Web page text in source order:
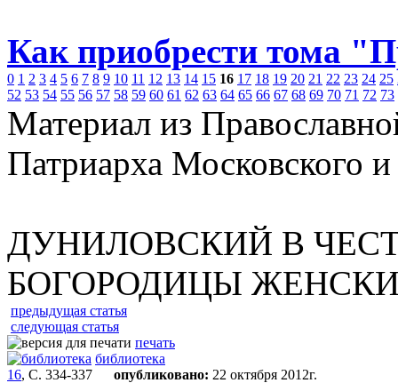
Как приобрести тома
0 1 2 3 4 5 6 7 8 9 10 11 12 13 14 15 16 17 18 19 20 21 22 23 24 25
52 53 54 55 56 57 58 59 60 61 62 63 64 65 66 67 68 69 70 71 72 73
Материал из
Патриарха Московского
ДУНИЛОВСКИЙ В
БОГОРОДИЦЫ
предыдущая статья
следующая статья
печать
библиотека
16, С. 334-337 опубликовано: 22 октября 2012г.